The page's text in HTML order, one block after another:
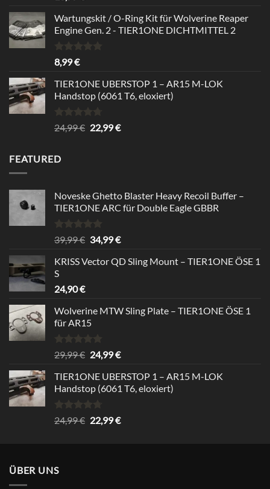
mit
von 5
Wartungskit / O-Ring Kit für Wolverine Reaper
Engine Gen. 2 - TIER1ONE DICHTMITTEL 2
Bewertet
mit
von 5
8,99€
TIER1ONE UBERSTOP 1 – AR15 M-LOK
Handstop (6061 T6, eloxiert)
Bewertet
mit
24,99€ Ursprünglicher
22,99€Aktueller
FEATURED
Noveske Ghetto Blaster Heavy Recoil Buffer –
TIER1ONE ARC für Double Eagle GBBR
Bewertet
mit
von 5
39,99€ Ursprünglicher
war:
34,99€Aktueller
ist:
KRISS Vector QD Sling Mount – TIER1ONE ÖSE 1
S
24,90€
Wolverine MTW Sling Plate – TIER1ONE ÖSE 1
für AR15
Bewertet
mit
von 5
29,99€ Ursprünglicher
war:
29,99 €
24,99€Aktueller
ist:
24,99 €.
TIER1ONE UBERSTOP 1 – AR15 M-LOK
Handstop (6061 T6, eloxiert)
Bewertet
mit
24,99€ Ursprünglicher
22,99€Aktueller
ÜBER UNS